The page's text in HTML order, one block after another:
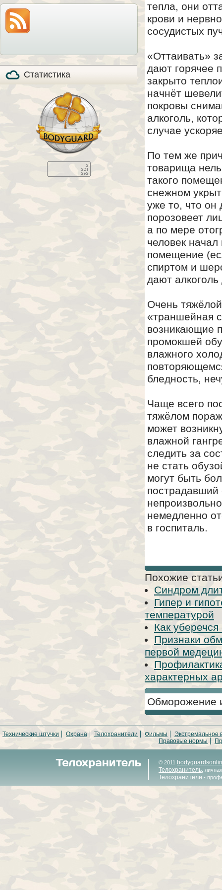
также расскажем все
особенности охоты с
мелкашкой глазами
владельца.
модель по-прежнему
на прилавках и
продолжает
пользоваться
популярностью, в том
числе, и в качестве
обеспечения в
Статистика
тепла, они
крови и
сосудистых
«Оттаивать»
дают горячее
закрыто
начнёт
покровы
алкоголь,
случае
По тем же
товарища
такого
снежном
уже то, что он
порозовеет
а по мере
человек
помещение
спиртом и
дают
Очень
«траншейная
возникающие
промокшей
влажного
бледность,
Чаще всего
тяжёлом
может
влажной
следить за
не стать
могут быть
пострадавший
немедленно
в госпиталь.
Похожие
Синдром
Гипер и
температурой
Как
Признаки
первой
характерных
Обморожение
Технические штучки Охрана Телохранители Фильмы
Экстремальное
Правовые нормы
© 2011
Телохранитель ,
Телохранители -